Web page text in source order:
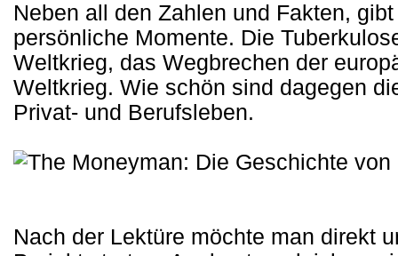
Neben all den Zahlen und Fakten,
persönliche Momente. Die
Weltkrieg, das Wegbrechen der
Weltkrieg. Wie schön sind dagegen
Privat- und Berufsleben.
Nach der Lektüre möchte man direkt